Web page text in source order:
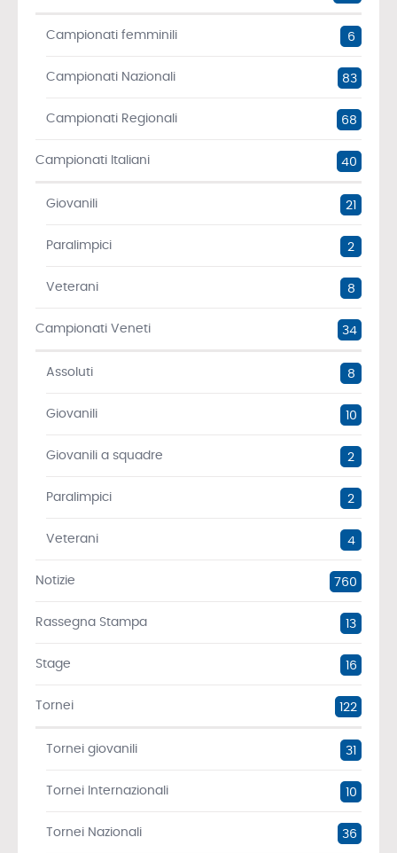
Campionati femminili 6
Campionati Nazionali 83
Campionati Regionali 68
Campionati Italiani 40
Giovanili 21
Paralimpici 2
Veterani 8
Campionati Veneti 34
Assoluti 8
Giovanili 10
Giovanili a squadre 2
Paralimpici 2
Veterani 4
Notizie 760
Rassegna Stampa 13
Stage 16
Tornei 122
Tornei giovanili 31
Tornei Internazionali 10
Tornei Nazionali 36